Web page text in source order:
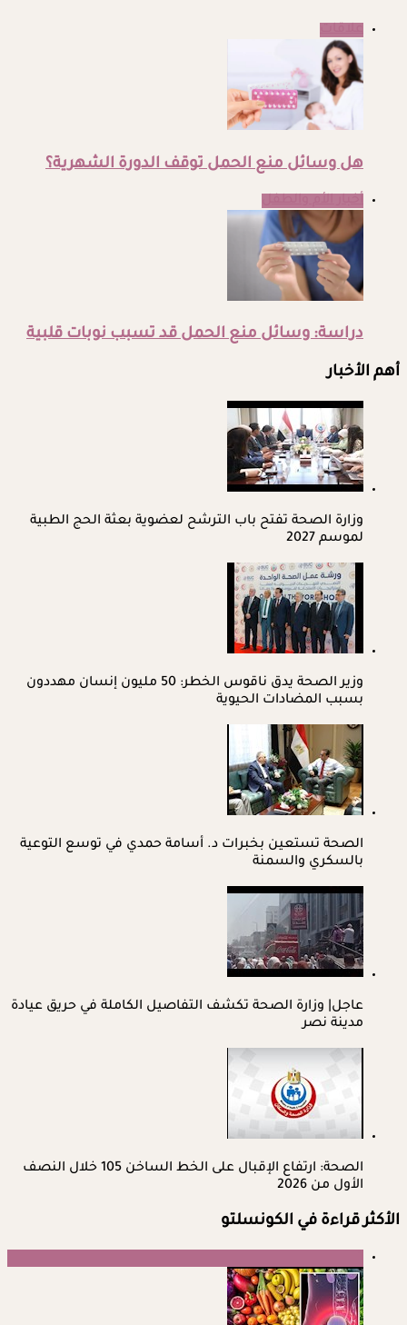
هل وسائل منع الحمل توقف الدورة الشهرية؟
دراسة: وسائل منع الحمل قد تسبب نوبات قلبية
أهم الأخبار
وزارة الصحة تفتح باب الترشح لعضوية بعثة الحج الطبية
لموسم 2027
وزير الصحة يدق ناقوس الخطر: 50 مليون إنسان مهددون
بسبب المضادات الحيوية
الصحة تستعين بخبرات د. أسامة حمدي في توسع التوعية
بالسكري والسمنة
عاجل| وزارة الصحة تكشف التفاصيل الكاملة في حريق عيادة
مدينة نصر
الصحة: ارتفاع الإقبال على الخط الساخن 105 خلال النصف
الأول من 2026
الأكثر قراءة في الكونسلتو